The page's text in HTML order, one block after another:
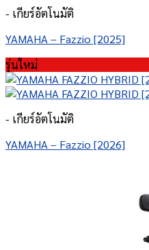
- เกียร์อัตโนมัติ
YAMAHA – Fazzio [2025]
รุ่นใหม่
- เกียร์อัตโนมัติ
YAMAHA – Fazzio [2026]